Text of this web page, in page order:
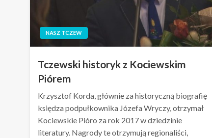
NASZ TCZEW
Tczewski historyk z Kociewskim
Piórem
Krzysztof Korda, głównie za historyczną biografię
księdza podpułkownika Józefa Wryczy, otrzymał
Kociewskie Pióro za rok 2017 w dziedzinie
literatury. Nagrody te otrzymują regionaliści,